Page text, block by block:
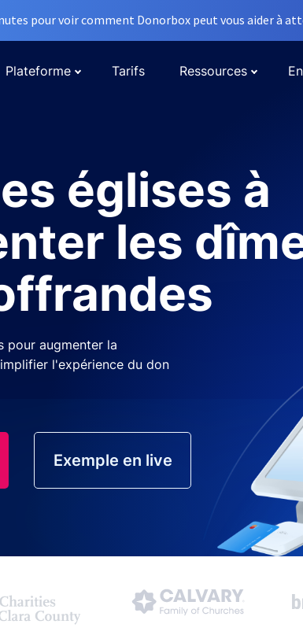
pour voir comment Donorbox peut vous aider à
Plateforme Tarifs Ressources
églises à
les
pour augmenter la
l'expérience du don
Exemple en live